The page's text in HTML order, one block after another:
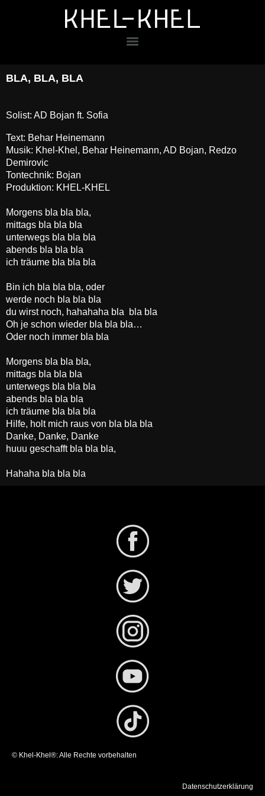
BLA, BLA, BLA
Solist: AD Bojan ft. Sofia
Text: Behar Heinemann
Musik: Khel-Khel, Behar Heinemann, AD Bojan, Redzo
Demirovic
Tontechnik: Bojan
Produktion: KHEL-KHEL
Morgens bla bla bla,
mittags bla bla bla
unterwegs bla bla bla
abends bla bla bla
ich träume bla bla bla
Bin ich bla bla bla, oder
werde noch bla bla bla
du wirst noch, hahahaha bla
bla bla
Oh je schon wieder bla bla bla…
Oder noch immer bla bla
Morgens bla bla bla,
mittags bla bla bla
unterwegs bla bla bla
abends bla bla bla
ich träume bla bla bla
Hilfe, holt mich raus von bla bla bla
Danke, Danke, Danke
huuu geschafft bla bla bla,
Hahaha bla bla bla
© Khel-Khel®: Alle Rechte vorbehalten
Datenschutzerklärung